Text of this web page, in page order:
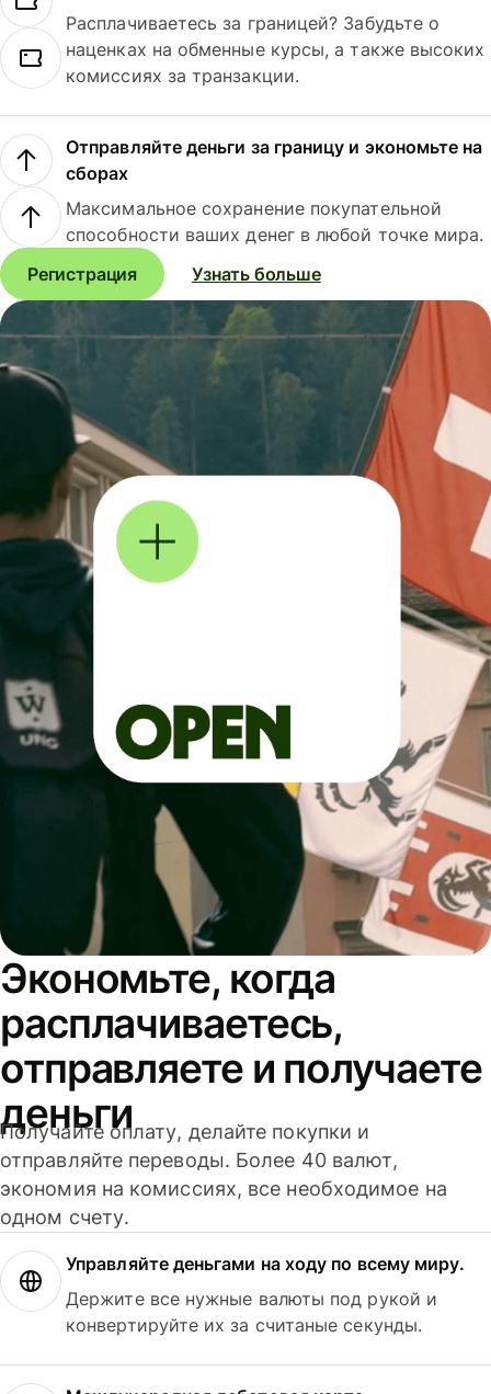
Расплачиваетесь за границей? Забудьте о
наценках на обменные курсы, а также высоких
комиссиях за транзакции.
Отправляйте деньги за границу и экономьте на
сборах
Максимальное сохранение покупательной
способности ваших денег в любой точке мира.
Регистрация
Узнать больше
Экономьте, когда
расплачиваетесь,
отправляете и получаете
деньги
Получайте оплату, делайте покупки и
отправляйте переводы. Более 40 валют,
экономия на комиссиях, все необходимое на
одном счету.
Управляйте деньгами на ходу по всему миру.
Держите все нужные валюты под рукой и
конвертируйте их за считаные секунды.